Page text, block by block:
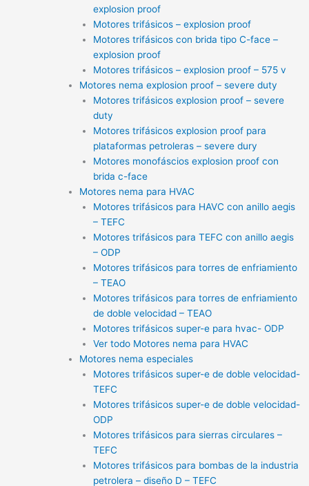
explosion proof
Motores trifásicos – explosion proof
Motores trifásicos con brida tipo C-face –
explosion proof
Motores trifásicos – explosion proof – 575 v
Motores nema explosion proof – severe duty
Motores trifásicos explosion proof – severe
duty
Motores trifásicos explosion proof para
plataformas petroleras – severe dury
Motores monofáscios explosion proof con
brida c-face
Motores nema para HVAC
Motores trifásicos para HAVC con anillo aegis
– TEFC
Motores trifásicos para TEFC con anillo aegis
– ODP
Motores trifásicos para torres de enfriamiento
– TEAO
Motores trifásicos para torres de enfriamiento
de doble velocidad – TEAO
Motores trifásicos super-e para hvac- ODP
Ver todo Motores nema para HVAC
Motores nema especiales
Motores trifásicos super-e de doble velocidad-
TEFC
Motores trifásicos super-e de doble velocidad-
ODP
Motores trifásicos para sierras circulares –
TEFC
Motores trifásicos para bombas de la industria
petrolera – diseño D – TEFC